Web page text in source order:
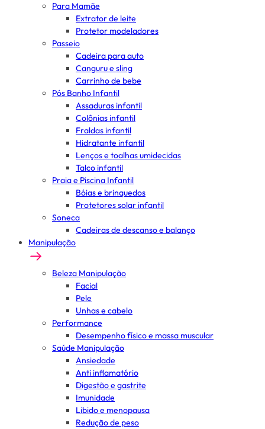
Para Mamãe
Extrator de leite
Protetor modeladores
Passeio
Cadeira para auto
Canguru e sling
Carrinho de bebe
Pós Banho Infantil
Assaduras infantil
Colônias infantil
Fraldas infantil
Hidratante infantil
Lenços e toalhas umidecidas
Talco infantil
Praia e Piscina Infantil
Bóias e brinquedos
Protetores solar infantil
Soneca
Cadeiras de descanso e balanço
Manipulação
Beleza Manipulação
Facial
Pele
Unhas e cabelo
Performance
Desempenho físico e massa muscular
Saúde Manipulação
Ansiedade
Anti inflamatório
Digestão e gastrite
Imunidade
Libido e menopausa
Redução de peso